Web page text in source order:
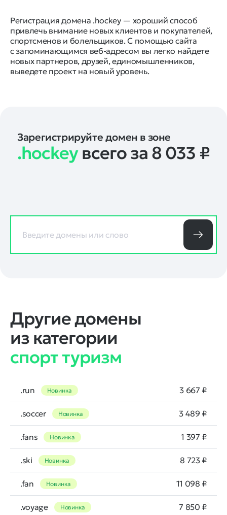
Регистрация домена .hockey — хороший способ
привлечь внимание новых клиентов и покупателей,
спортсменов и болельщиков. С помощью сайта
с запоминающимся веб-адресом вы легко найдете
новых партнеров, друзей, единомышленников,
выведете проект на новый уровень.
Зарегистрируйте домен в зоне
.hockeyвсего за 8 033 ₽
Другие домены
из категории
спорт туризм
.run Новинка 3 667 ₽
.soccer Новинка 3 489 ₽
.fans Новинка 1 397 ₽
.ski Новинка 8 723 ₽
.fan Новинка 11 098 ₽
.voyage Новинка 7 850 ₽